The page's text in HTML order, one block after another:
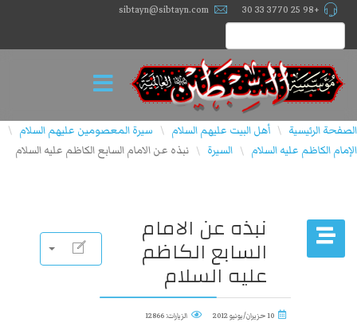
+98 25 3770 33 30
sibtayn@sibtayn.com
الصفحة الرئيسية \ أهل البيت عليهم السلام \ سيرة المعصومين عليهم السلام \
الإمام الكاظم عليه السلام \ السيرة \ نبذه عن الامام السابع الكاظم عليه السلام
نبذه عن الامام
السابع الكاظم
عليه السلام
10 حزيران/يونيو 2012 الزيارات: 12866